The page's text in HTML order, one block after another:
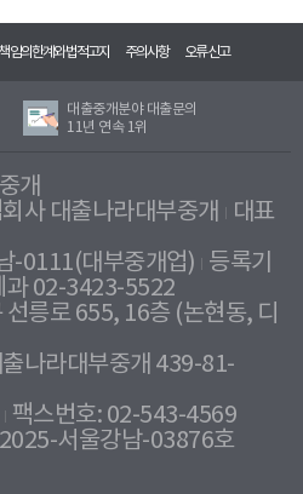
책임의한계와법적고지 주의사항 오류신고
대출중개분야 대출문의
11년 연속 1위
개
사 대출나라대부중개
대표
-0111(대부중개업) 등록기
과 02-3423-5522
릉로 655, 16층 (논현동, 디
나라대부중개 439-81-
팩스번호: 02-543-4569
서울강남-03876호